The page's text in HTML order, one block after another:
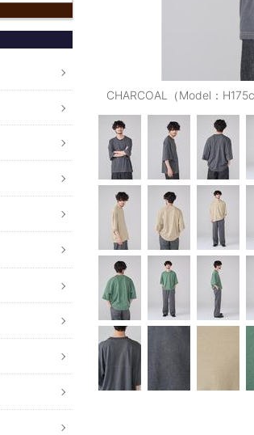
CHARCOAL（Model：